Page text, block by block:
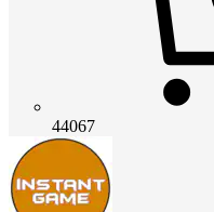
44067